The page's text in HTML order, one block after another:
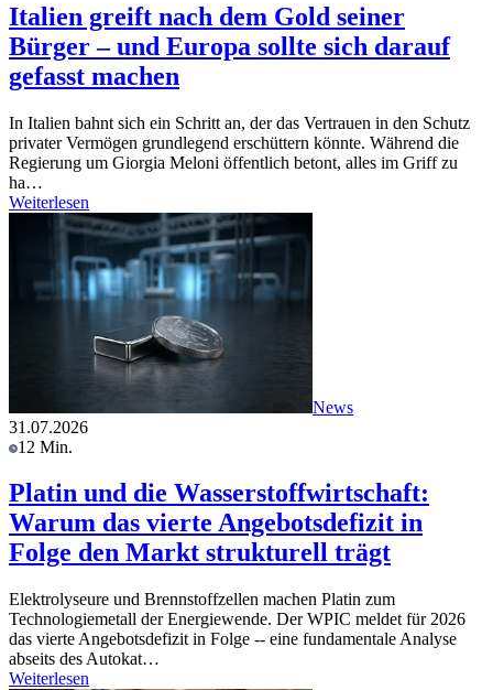
Italien greift nach dem Gold seiner
Bürger – und Europa sollte sich darauf
gefasst machen
In Italien bahnt sich ein Schritt an, der das Vertrauen in den Schutz
privater Vermögen grundlegend erschüttern könnte. Während die
Regierung um Giorgia Meloni öffentlich betont, alles im Griff zu
ha…
Weiterlesen
News
31.07.2026
12 Min.
Platin und die Wasserstoffwirtschaft:
Warum das vierte Angebotsdefizit in
Folge den Markt strukturell trägt
Elektrolyseure und Brennstoffzellen machen Platin zum
Technologiemetall der Energiewende. Der WPIC meldet für 2026
das vierte Angebotsdefizit in Folge -- eine fundamentale Analyse
abseits des Autokat…
Weiterlesen